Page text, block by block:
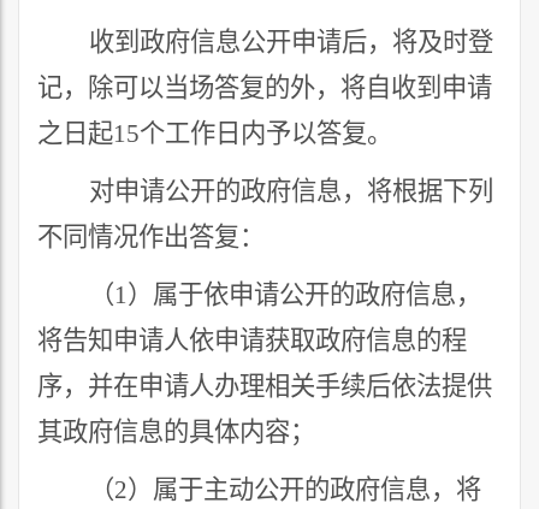
收到政府信息公开申请后，将及时登
记，除可以当场答复的外，将自收到申请
之日起15个工作日内予以答复。
对申请公开的政府信息，将根据下列
不同情况作出答复：
（1 ）属于依申请公开的政府信息，
将告知申请人依申请获取政府信息的程
序，并在申请人办理相关手续后依法提供
其政府信息的具体内容；
（2）属于主动公开的政府信息，将